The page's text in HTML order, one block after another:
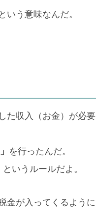
という意味なんだ。
た収入（お金）が必要
」 を行ったんだ。
というルールだよ。
金が入ってくるように